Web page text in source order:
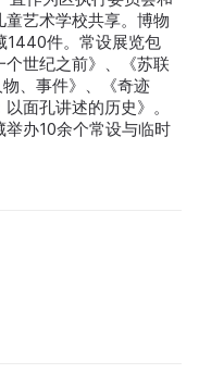
艺术学校共享。博物
1440件。常设展览包
世纪之前》、《苏联
、事件》、《奇迹
面孔讲述的历史》。
办10余个常设与临时